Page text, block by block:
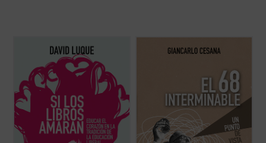
David Luque investiga la teoría de la
«educación liberal» a fin de hablar sobre el
amor: el amor a los libros, el amor a las
criaturas y el amor divino. Un conjunto de
ensayos que pueden ser leídos
separadamente o en conjunto por
cualquiera ...
(ver ficha)
«68 interminable»: a partir de su
acontecimientos de 1968 y la ruptura con
la tradición, considerando también sus
consecuencias sociales, políticas y
(ver ficha)